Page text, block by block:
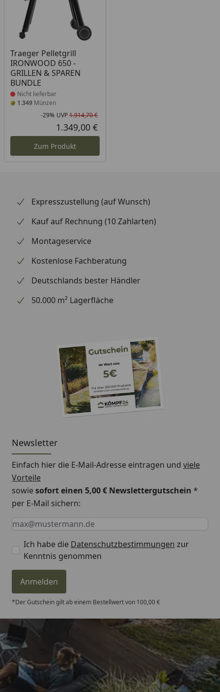
Traeger Pelletgrill
IRONWOOD 650 -
GRILLEN & SPAREN
BUNDLE
Produkt nicht lieferbar
Nicht lieferbar
1.349 Münzen
Rabatt in Prozent
-29%
Ursprünglicher Preis
UVP1.914,70 €
Aktueller Preis
1.349,00 €
Zum Produkt
Expresszustellung (auf Wunsch)
Kauf auf Rechnung (10 Zahlarten)
Montageservice
Kostenlose Fachberatung
Deutschlands bester Händler
50.000 m² Lagerfläche
Newsletter
Einfach hier die E-Mail-Adresse eintragen und viele
Vorteile
sowiesofort einen 5,00 € Newslettergutschein *
per E-Mail sichern:
Keine Eingabe erforderlich
Eingabe erforderlich
E-Mail *
Ich habe die Datenschutzbestimmungen zur
Kenntnis genommen
Anmelden
*Der Gutschein gilt ab einem Bestellwert von 100,00 €
Trusted Shops
4,81/ 5